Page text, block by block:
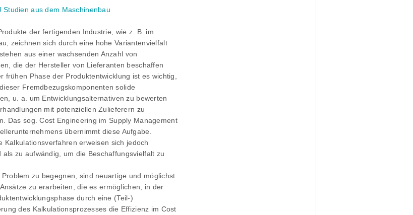
Studien aus dem Maschinenbau
der fertigenden Industrie, wie z. B. im
zeichnen sich durch eine hohe Variantenvielfalt
aus einer wachsenden Anzahl von
die der Hersteller von Lieferanten beschaffen
frühen Phase der Produktentwicklung ist es wichtig,
Fremdbezugskomponenten solide
u. a. um Entwicklungsalternativen zu bewerten
mit potenziellen Zulieferern zu
Das sog. Cost Engineering im Supply Management
übernimmt diese Aufgabe.
Kalkulationsverfahren erweisen sich jedoch
als zu aufwändig, um die Beschaffungsvielfalt zu
Problem zu begegnen, sind neuartige und möglichst
zu erarbeiten, die es ermöglichen, in der
durch eine (Teil-)
des Kalkulationsprozesses die Effizienz im Cost